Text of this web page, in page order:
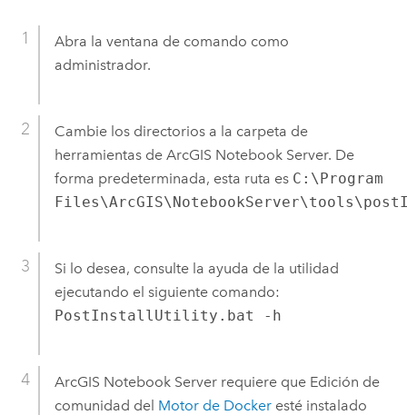
Abra la ventana de comando como
administrador.
Cambie los directorios a la carpeta de
herramientas de ArcGIS Notebook Server. De
forma predeterminada, esta ruta es C:\Program
Si lo desea, consulte la ayuda de la utilidad
ejecutando el siguiente comando:
PostInstallUtility.bat -h
ArcGIS Notebook Serverrequiere que Edición de
comunidad del Motor de Dockeresté instalado